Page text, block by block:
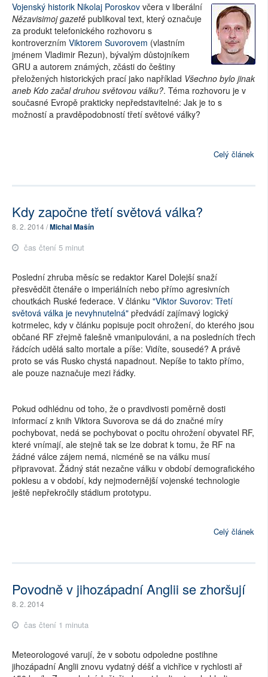
Vojenský historik Nikolaj Poroskov včera v liberální
Nězavisimoj gazetě publikoval text, který označuje
za produkt telefonického rozhovoru s
kontroverzním Viktorem Suvorovem (vlastním
jménem Vladimir Rezun), bývalým důstojníkem
GRU a autorem známých, zčásti do češtiny
přeložených historických prací jako například Všechno bylo jinak
aneb Kdo začal druhou světovou válku?. Téma rozhovoru je v
současné Evropě prakticky nepředstavitelné: Jak je to s
možností a pravděpodobností třetí světové války?
Celý článek
Kdy započne třetí světová válka?
8. 2. 2014 /Michal Mašín
čas čtení 5 minut
Poslední zhruba měsíc se redaktor Karel Dolejší snaží
přesvědčit čtenáře o imperiálních nebo přímo agresivních
choutkách Ruské federace. V článku "Viktor Suvorov: Třetí
světová válka je nevyhnutelná" předvádí zajímavý logický
kotrmelec, kdy v článku popisuje pocit ohrožení, do kterého jsou
občané RF zřejmě falešně vmanipulováni, a na posledních třech
řádcích udělá salto mortale a píše: Vidíte, sousedé? A právě
proto se vás Rusko chystá napadnout. Nepíše to takto přímo,
ale pouze naznačuje mezi řádky.
Pokud odhlédnu od toho, že o pravdivosti poměrně dosti
informací z knih Viktora Suvorova se dá do značné míry
pochybovat, nedá se pochybovat o pocitu ohrožení obyvatel RF,
které vnímají, ale stejně tak se lze dobrat k tomu, že RF na
žádné válce zájem nemá, nicméně se na válku musí
připravovat. Žádný stát nezačne válku v období demografického
poklesu a v období, kdy nejmodernější vojenské technologie
ještě nepřekročily stádium prototypu.
Celý článek
Povodně v jihozápadní Anglii se zhoršují
8. 2. 2014
čas čtení 1 minuta
Meteorologové varují, že v sobotu odpoledne postihne
jihozápadní Anglii znovu vydatný déšť a vichřice v rychlosti ař